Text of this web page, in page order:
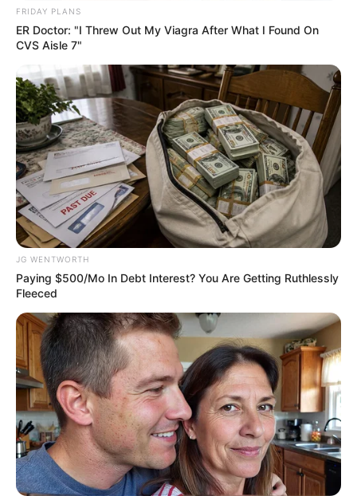
EXTRA INCOME ONLINE
How To Get An Erection Even After 60!
MEDVI
Pfizer's Billion-Dollar Nightmare: Men Ditching
Viagra For This 87¢ Aisle 7 Blue Pill
FRIDAY PLANS
ER Doctor: "I Threw Out My Viagra After What I Found On
CVS Aisle 7"
JG WENTWORTH
Paying $500/Mo In Debt Interest? You Are Getting Ruthlessly
Fleeced